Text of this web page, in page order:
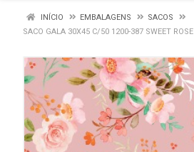
INÍCIO EMBALAGENS
SACOS
SACO GALA 30X45 C/50 1200-387 SWEET ROSE